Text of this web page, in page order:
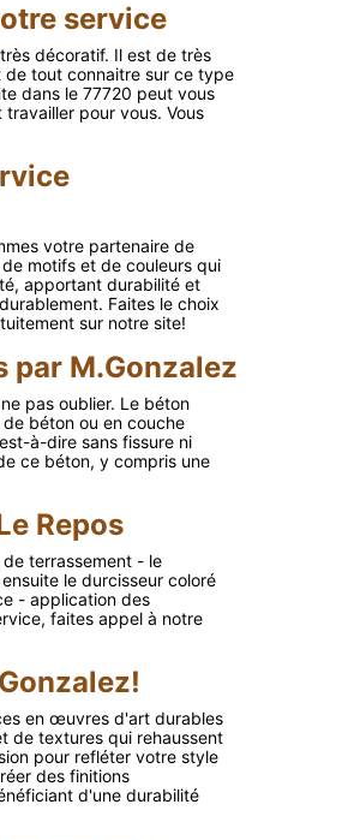
service
décoratif. Il est de très
tout connaitre sur ce type
dans le 77720 peut vous
pour vous. Vous
votre partenaire de
motifs et de couleurs qui
apportant durabilité et
Faites le choix
sur notre site!
par M.Gonzalez
pas oublier. Le béton
béton ou en couche
à-dire sans fissure ni
ce béton, y compris une
Repos
terrassement - le
le durcisseur coloré
- application des
faites appel à notre
en œuvres d'art durables
de textures qui rehaussent
pour refléter votre style
des finitions
d'une durabilité